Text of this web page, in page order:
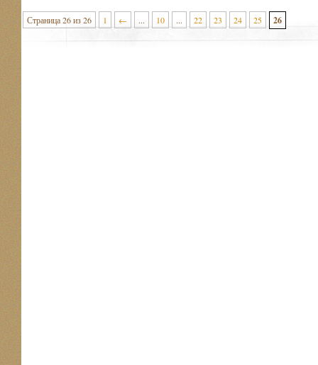
Страница 26 из 26 1 ← ... 10 ... 22 23 24 25 26